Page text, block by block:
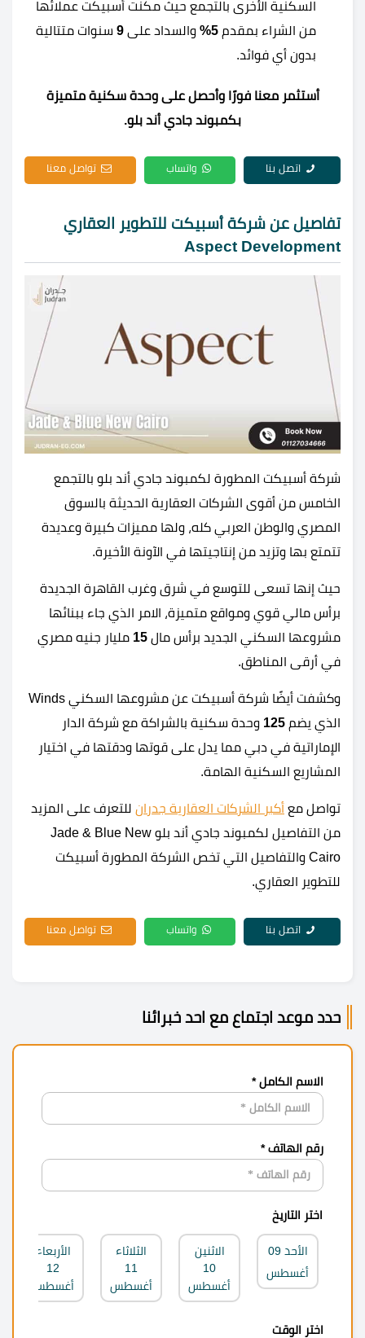
السكنية الأخرى بالتجمع حيث مكنت أسبيكت عملائها
من الشراء بمقدم 5% والسداد على 9 سنوات متتالية
بدون أي فوائد.
أستثمر معنا فورًا وأحصل على وحدة سكنية متميزة
بكمبوند جادي أند بلو.
اتصل بنا واتساب تواصل معنا
تفاصيل عن شركة أسبيكت للتطوير العقاري
Aspect Development
شركة أسبيكت المطورة لكمبوند جادي أند بلو بالتجمع
الخامس من أقوى الشركات العقارية الحديثة بالسوق
المصري والوطن العربي كله، ولها مميزات كبيرة وعديدة
تتمتع بها وتزيد من إنتاجيتها في الآونة الأخيرة.
حيث إنها تسعى للتوسع في شرق وغرب القاهرة الجديدة
برأس مالي قوي ومواقع متميزة، الامر الذي جاء ببنائها
مشروعها السكني الجديد برأس مال 15 مليار جنيه مصري
في أرقى المناطق.
وكشفت أيضًا شركة أسبيكت عن مشروعها السكني Winds
الذي يضم 125 وحدة سكنية بالشراكة مع شركة الدار
الإماراتية في دبي مما يدل على قوتها ودقتها في اختيار
المشاريع السكنية الهامة.
تواصل مع أكبر الشركات العقارية جدران للتعرف على المزيد
من التفاصيل لكمبوند جادي أند بلو Jade & Blue New
Cairo والتفاصيل التي تخص الشركة المطورة أسبيكت
للتطوير العقاري.
اتصل بنا واتساب تواصل معنا
حدد موعد اجتماع مع احد خبرائنا
الاسم الكامل *
رقم الهاتف *
اختر التاريخ
الأحد 09
أغسطس
الاثنين
10
أغسطس
الثلاثاء
11
أغسطس
الأربعاء
12
أغسطس
اختر الوقت